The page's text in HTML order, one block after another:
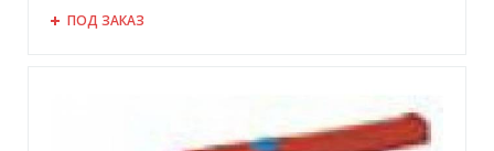
ПОД ЗАКАЗ